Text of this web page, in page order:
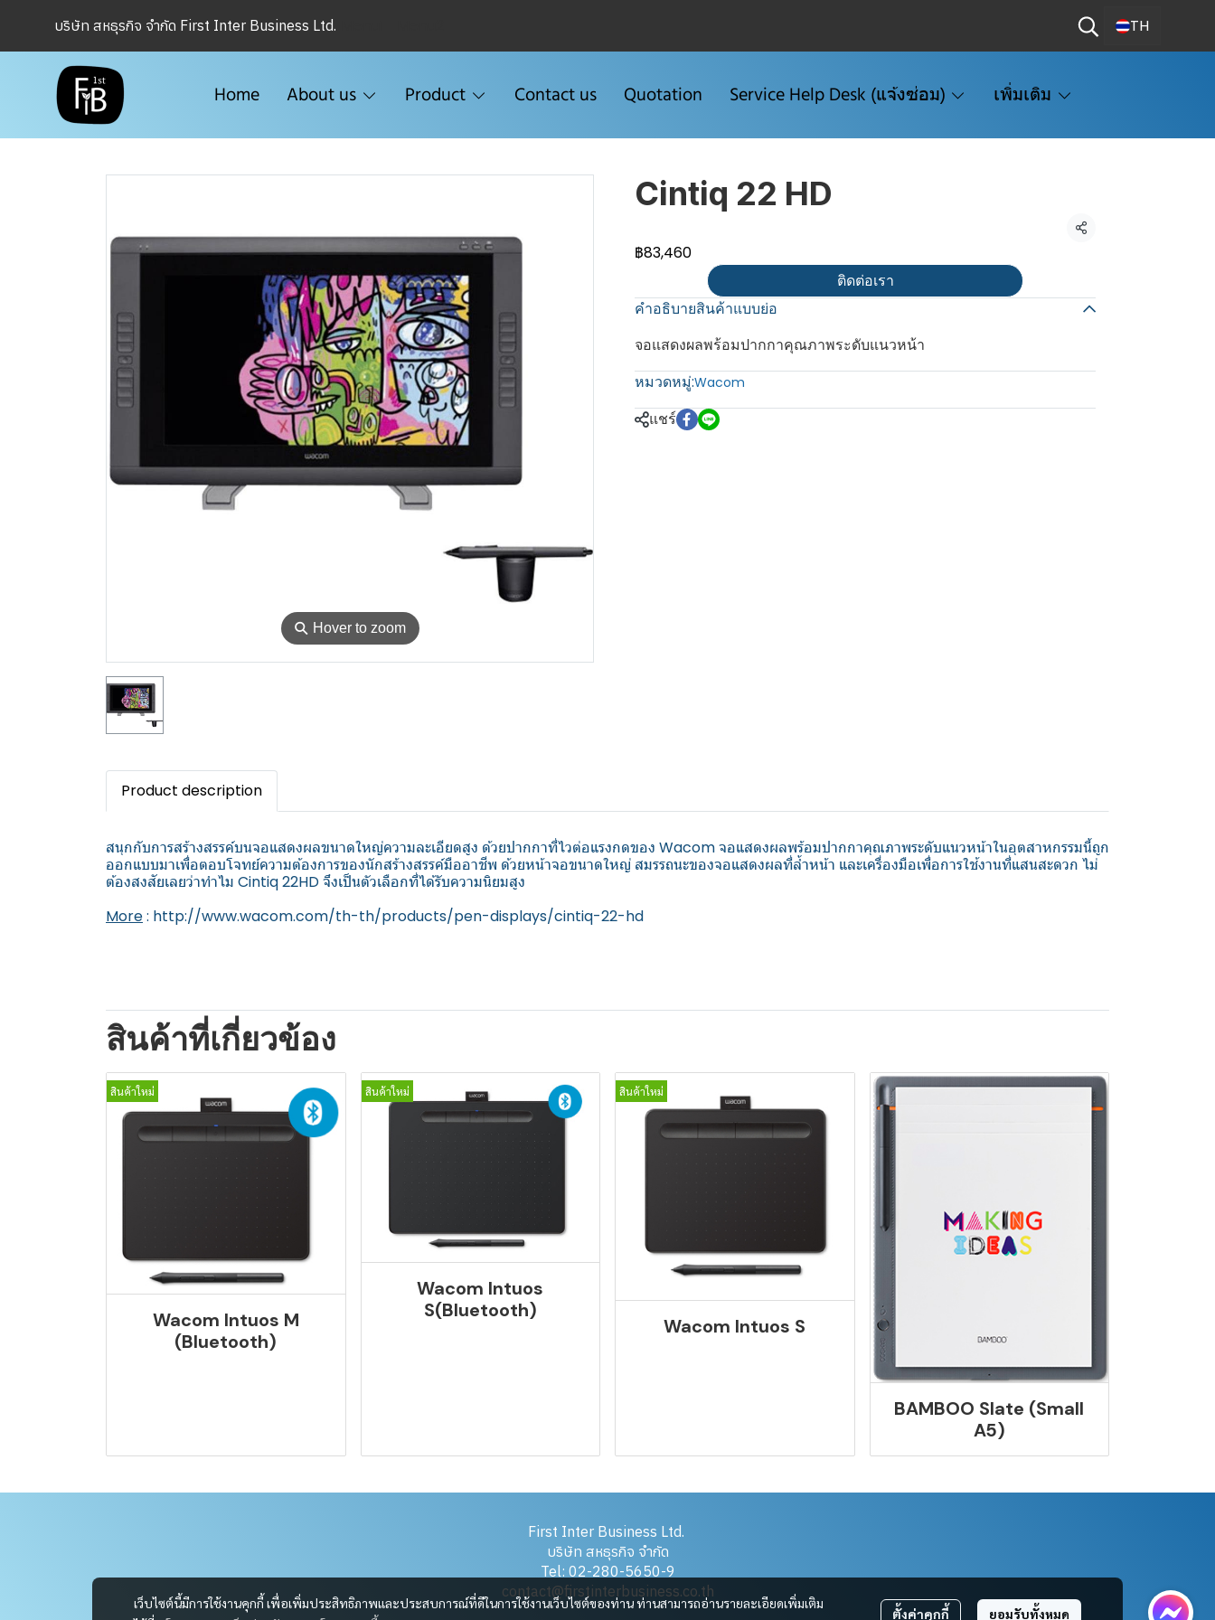
บริษัท สหธุรกิจ จำกัด First Inter Business Ltd. TH
Home About us Product Contact us Quotation Service Help Desk (แจ้งซ่อม) เพิ่มเติม
⚲ Hover to zoom
Cintiq 22 HD
แชร์
฿83,460
ติดต่อเรา
คำอธิบายสินค้าแบบย่อ
จอแสดงผลพร้อมปากกาคุณภาพระดับแนวหน้า
หมวดหมู่:Wacom
แชร์
Product description
สนุกกับการสร้างสรรค์บนจอแสดงผลขนาดใหญ่ความละเอียดสูง ด้วยปากกาที่ไวต่อแรงกดของ Wacom จอแสดงผลพร้อมปากกาคุณภาพระดับแนวหน้าในอุตสาหกรรมนี้ถูก
ออกแบบมาเพื่อตอบโจทย์ความต้องการของนักสร้างสรรค์มืออาชีพ ด้วยหน้าจอขนาดใหญ่ สมรรถนะของจอแสดงผลที่ล้ำหน้า และเครื่องมือเพื่อการใช้งานที่แสนสะดวก ไม่
ต้องสงสัยเลยว่าทำไม Cintiq 22HD จึงเป็นตัวเลือกที่ได้รับความนิยมสูง
More: http://www.wacom.com/th-th/products/pen-displays/cintiq-22-hd
สินค้าที่เกี่ยวข้อง
สินค้าใหม่
Wacom Intuos M
(Bluetooth)
สินค้าใหม่
Wacom Intuos
S(Bluetooth)
สินค้าใหม่
Wacom Intuos S
BAMBOO Slate (Small
A5)
เว็บไซต์นี้มีการใช้งานคุกกี้ เพื่อเพิ่มประสิทธิภาพและประสบการณ์ที่ดีในการใช้งานเว็บไซต์ของท่าน ท่านสามารถอ่านรายละเอียดเพิ่มเติม
ตั้งค่าคุกกี้ ยอมรับทั้งหมด
First Inter Business Ltd.
บริษัท สหธุรกิจ จำกัด
Tel: 02-280-5650-9
contact@firstinterbusiness.co.th